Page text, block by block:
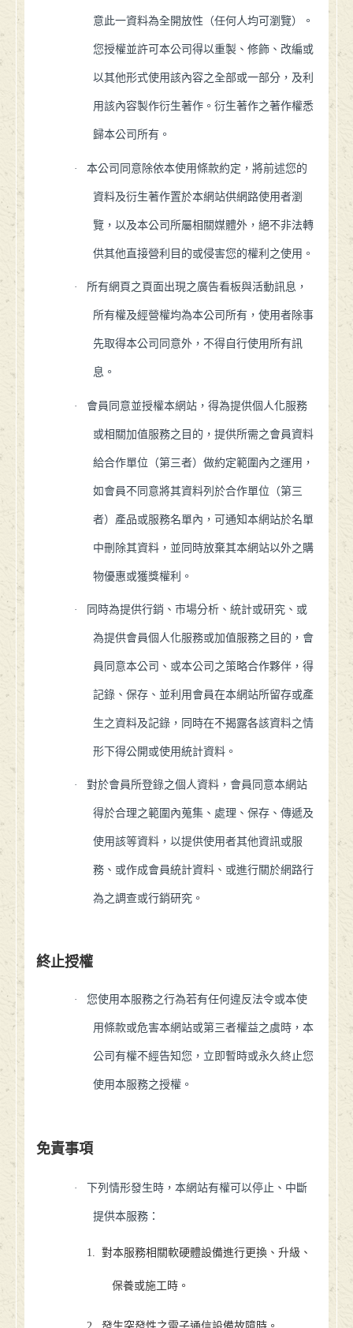
意此一資料為全開放性（任何人均可瀏覽）。
您授權並許可本公司得以重製、修飾、改編或
以其他形式使用該內容之全部或一部分，及利
用該內容製作衍生著作。衍生著作之著作權悉
歸本公司所有。
· 本公司同意除依本使用條款約定，將前述您的
資料及衍生著作置於本網站供網路使用者瀏
覽，以及本公司所屬相關媒體外，絕不非法轉
供其他直接營利目的或侵害您的權利之使用。
· 所有網頁之頁面出現之廣告看板與活動訊息，
所有權及經營權均為本公司所有，使用者除事
先取得本公司同意外，不得自行使用所有訊
息。
· 會員同意並授權本網站，得為提供個人化服務
或相關加值服務之目的，提供所需之會員資料
給合作單位（第三者）做約定範圍內之運用，
如會員不同意將其資料列於合作單位（第三
者）產品或服務名單內，可通知本網站於名單
中刪除其資料，並同時放棄其本網站以外之購
物優惠或獲獎權利。
· 同時為提供行銷、市場分析、統計或研究、或
為提供會員個人化服務或加值服務之目的，會
員同意本公司、或本公司之策略合作夥伴，得
記錄、保存、並利用會員在本網站所留存或產
生之資料及記錄，同時在不揭露各該資料之情
形下得公開或使用統計資料。
· 對於會員所登錄之個人資料，會員同意本網站
得於合理之範圍內蒐集、處理、保存、傳遞及
使用該等資料，以提供使用者其他資訊或服
務、或作成會員統計資料、或進行關於網路行
為之調查或行銷研究。
終止授權
· 您使用本服務之行為若有任何違反法令或本使
用條款或危害本網站或第三者權益之虞時，本
公司有權不經告知您，立即暫時或永久終止您
使用本服務之授權。
免責事項
· 下列情形發生時，本網站有權可以停止、中斷
提供本服務：
1. 對本服務相關軟硬體設備進行更換、升級、
保養或施工時。